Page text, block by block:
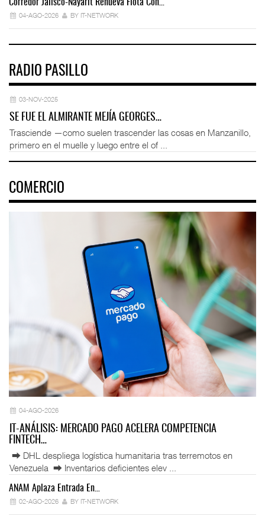
Corredor Jalisco-Nayarit Renueva Flota Con…
04-AGO-2026 BY IT-NETWORK
RADIO PASILLO
03-NOV-2025
SE FUE EL ALMIRANTE MEJÍA GEORGES…
Trasciende —como suelen trascender las cosas en Manzanillo,
primero en el muelle y luego entre el of ...
COMERCIO
04-AGO-2026
IT-ANÁLISIS: MERCADO PAGO ACELERA COMPETENCIA
FINTECH…
⮕ DHL despliega logística humanitaria tras terremotos en
Venezuela ⮕ Inventarios deficientes elev ...
ANAM Aplaza Entrada En…
02-AGO-2026 BY IT-NETWORK